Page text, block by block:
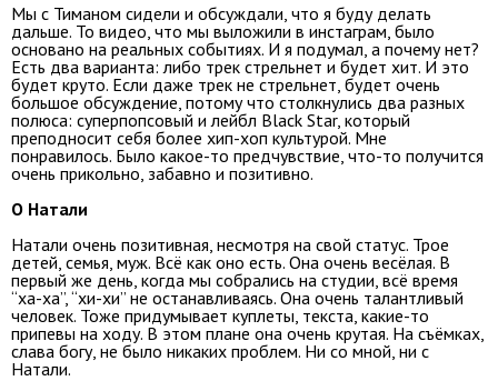
Мы с Тиманом сидели и обсуждали, что я буду делать
дальше. То видео, что мы выложили в инстаграм, было
основано на реальных событиях. И я подумал, а почему нет?
Есть два варианта: либо трек стрельнет и будет хит. И это
будет круто. Если даже трек не стрельнет, будет очень
большое обсуждение, потому что столкнулись два разных
полюса: суперпопсовый и лейбл Black Star, который
преподносит себя более хип-хоп культурой. Мне
понравилось. Было какое-то предчувствие, что-то получится
очень прикольно, забавно и позитивно.
О Натали
Натали очень позитивная, несмотря на свой статус. Трое
детей, семья, муж. Всё как оно есть. Она очень весёлая. В
первый же день, когда мы собрались на студии, всё время
“ха-ха”, “хи-хи” не останавливаясь. Она очень талантливый
человек. Тоже придумывает куплеты, текста, какие-то
припевы на ходу. В этом плане она очень крутая. На съёмках,
слава богу, не было никаких проблем. Ни со мной, ни с
Натали.